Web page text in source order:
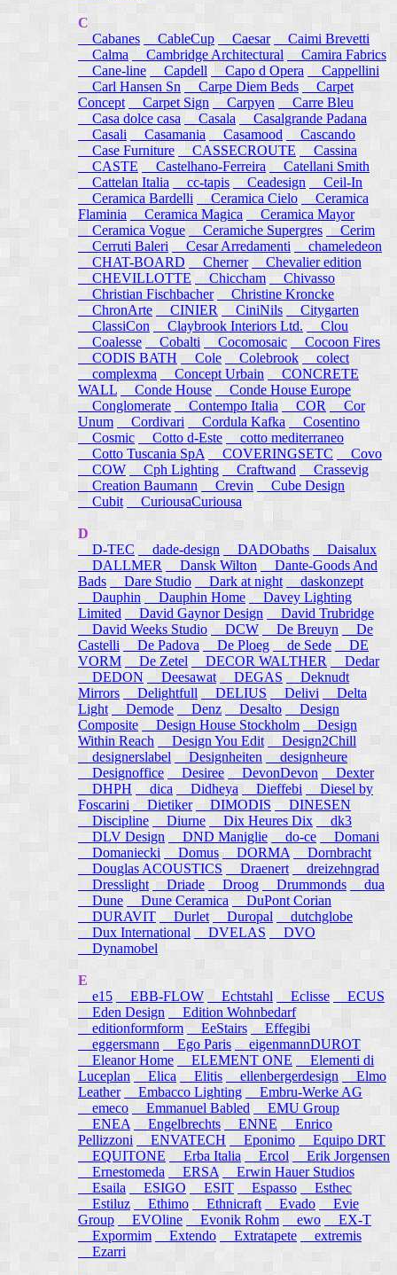
C
Cabanes
CableCup Caesar
Caimi Brevetti
Calma
Cambridge Architectural
Camira Fabrics
Cane-line
Capdell Capo d Opera
Cappellini
Carl Hansen Sn
Carpe Diem Beds
Carpet
Concept
Carpet Sign Carpyen
Carre Bleu
Casa dolce casa
Casala
Casalgrande Padana
Casali
Casamania Casamood
Cascando
Case Furniture
CASSECROUTE
Cassina
CASTE
Castelhano-Ferreira
Catellani Smith
Cattelan Italia
cc-tapis Ceadesign
Ceil-In
Ceramica Bardelli
Ceramica Cielo
Ceramica
Flaminia
Ceramica Magica
Ceramica Mayor
Ceramica Vogue
Ceramiche Supergres Cerim
Cerruti Baleri
Cesar Arredamenti
chameledeon
CHAT-BOARD
Cherner
Chevalier edition
CHEVILLOTTE
Chiccham
Chivasso
Christian Fischbacher
Christine Kroncke
ChronArte
CINIER CiniNils
Citygarten
ClassiCon
Claybrook Interiors Ltd.
Clou
Coalesse
Cobalti Cocomosaic
Cocoon Fires
CODIS BATH
Cole Colebrook
colect
complexma
Concept Urbain
CONCRETE
WALL
Conde House
Conde House Europe
Conglomerate
Contempo Italia COR
Cor
Unum
Cordivari Cordula Kafka
Cosentino
Cosmic
Cotto d-Este
cotto mediterraneo
Cotto Tuscania SpA
COVERINGSETC
Covo
COW
Cph Lighting Craftwand
Crassevig
Creation Baumann
Crevin
Cube Design
Cubit
CuriousaCuriousa
D
D-TEC
dade-design DADObaths
Daisalux
DALLMER
Dansk Wilton
Dante-Goods And
Bads
Dare Studio Dark at night
daskonzept
Dauphin
Dauphin Home
Davey Lighting
Limited
David Gaynor Design
David Trubridge
David Weeks Studio
DCW De Breuyn
De
Castelli
De Padova De Ploeg de Sede
DE
VORM
De Zetel DECOR WALTHER
Dedar
DEDON
Deesawat DEGAS
Deknudt
Mirrors
Delightfull DELIUS Delivi
Delta
Light
Demode Denz Desalto
Design
Composite
Design House Stockholm
Design
Within Reach
Design You Edit
Design2Chill
designerslabel
Designheiten
designheure
Designoffice
Desiree DevonDevon
Dexter
DHPH
dica Didheya Dieffebi
Diesel by
Foscarini
Dietiker DIMODIS
DINESEN
Discipline
Diurne Dix Heures Dix
dk3
DLV Design
DND Maniglie do-ce
Domani
Domaniecki
Domus DORMA
Dornbracht
Douglas ACOUSTICS
Draenert
dreizehngrad
Dresslight Driade Droog Drummonds
dua
Dune
Dune Ceramica
DuPont Corian
DURAVIT
Durlet Duropal
dutchglobe
Dux International
DVELAS
DVO
Dynamobel
E
e15 EBB-FLOW Echtstahl Eclisse
ECUS
Eden Design
Edition Wohnbedarf
editionformform
EeStairs
Effegibi
eggersmann
Ego Paris
eigenmannDUROT
Eleanor Home
ELEMENT ONE
Elementi di
Luceplan
Elica Elitis ellenbergerdesign
Elmo
Leather
Embacco Lighting
Embru-Werke AG
emeco
Emmanuel Babled
EMU Group
ENEA
Engelbrechts ENNE
Enrico
Pellizzoni ENVATECH Eponimo
Equipo DRT
EQUITONE
Erba Italia Ercol
Erik Jorgensen
Ernestomeda
ERSA
Erwin Hauer Studios
Esaila
ESIGO ESIT Espasso
Esthec
Estiluz
Ethimo Ethnicraft Evado
Evie
Group
EVOline Evonik Rohm ewo
EX-T
Expormim
Extendo Extratapete
extremis
Ezarri